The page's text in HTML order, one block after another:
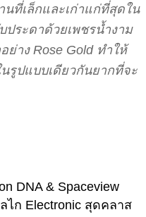
นที่เล็กและเก่าแก่ที่สุดใน
ประดาด้วยเพชรน้ำงาม
ย่าง Rose Gold ทำให้
รูปแบบเดียวกันยากที่จะ
DNA & Spaceview
ก Electronic สุดคลาส